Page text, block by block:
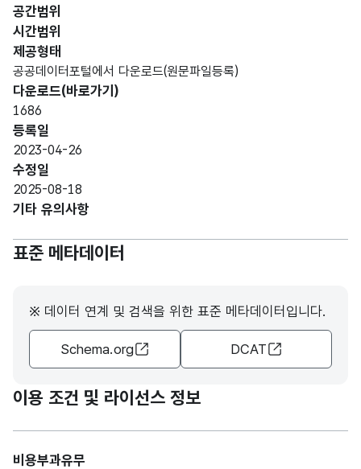
공간범위
시간범위
제공형태
공공데이터포털에서 다운로드(원문파일등록)
다운로드(바로가기)
1686
등록일
2023-04-26
수정일
2025-08-18
기타 유의사항
표준 메타데이터
※ 데이터 연계 및 검색을 위한 표준 메타데이터입니다.
Schema.org DCAT
이용 조건 및 라이선스 정보
비용부과유무